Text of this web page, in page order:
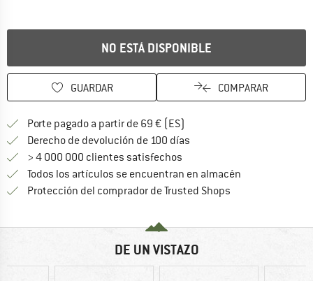
NO ESTÁ DISPONIBLE
GUARDAR COMPARAR
Porte pagado a partir de 69 € (ES)
Derecho de devolución de 100 días
> 4 000 000 clientes satisfechos
Todos los artículos se encuentran en almacén
Protección del comprador de Trusted Shops
DE UN VISTAZO